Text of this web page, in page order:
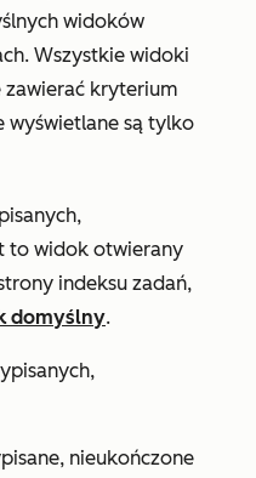
widoków
Wszystkie widoki
kryterium
wyświetlane są tylko
to widok otwierany
indeksu zadań,
domyślny.
nieukończone